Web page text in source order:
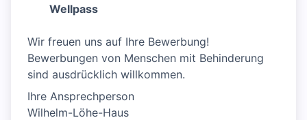
Wellpass
Wir freuen uns auf Ihre Bewerbung!
Bewerbungen von Menschen mit Behinderung
sind ausdrücklich willkommen.
Ihre Ansprechperson
Wilhelm-Löhe-Haus